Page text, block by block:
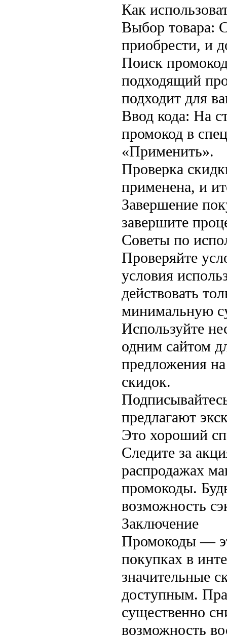
Как
Выбор товара:
приобрести, и
Поиск
подходящий
подходит для
Ввод кода: На
промокод в
«Применить».
Проверка
применена, и
Завершение
завершите
Советы по
Проверяйте
условия
действовать
минимальную
Используйте
одним сайтом
предложения
скидок.
предлагают
Это хороший
Следите за
распродажах
промокоды.
возможность
Заключение
Промокоды —
покупках в
значительные
доступным.
существенно
возможность